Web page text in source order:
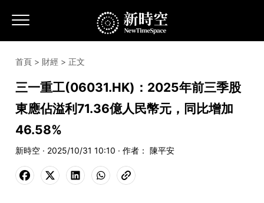
首頁 > 財經 > 正文
三一重工(06031.HK)：2025年前三季股
東應佔溢利71.36億人民幣元，同比增加
46.58%
新時空 · 2025/10/31 10:10 · 作者： 陳平安